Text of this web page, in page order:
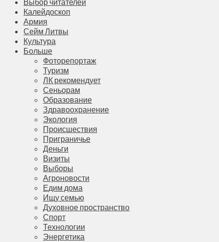
Калейдоскоп
Армия
Сейм Литвы
Культура
Больше
Фоторепортаж
Туризм
ЛК рекомендует
Сеньорам
Образование
Здравоохранение
Экология
Происшествия
Приграничье
Деньги
Визиты
Выборы
Агроновости
Едим дома
Ищу семью
Духовное пространство
Спорт
Технологии
Энергетика